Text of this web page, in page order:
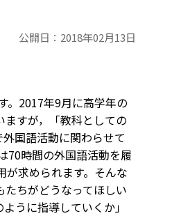
公開日： 2018年02月13日
。2017年9月に高学年の
すが，「教科としての
国語活動に関わらせて
70時間の外国語活動を履
求められます。そんな
ちがどうなってほしい
うに指導していくか」